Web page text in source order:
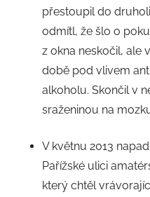
přestoupil do
odmítl, že šlo o
z okna neskočil, ale
době pod vlivem
alkoholu. Skončil v
sraženinou na
V květnu 2013
Pařížské ulici
který chtěl